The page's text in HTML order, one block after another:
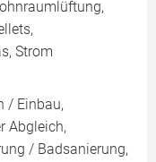
Strom
/ Einbau,
Abgleich,
/ Badsanierung,